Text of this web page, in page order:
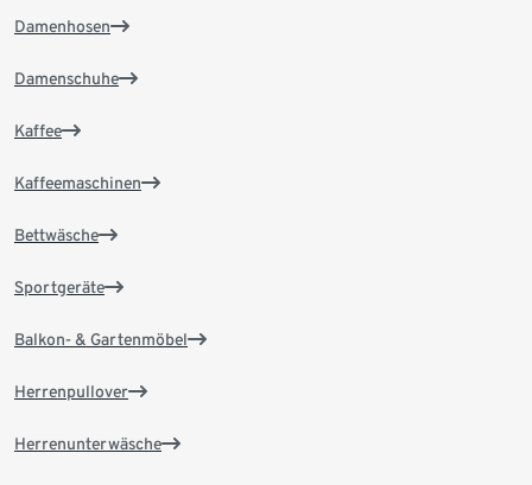
Damenhosen
Damenschuhe
Kaffee
Kaffeemaschinen
Bettwäsche
Sportgeräte
Balkon- & Gartenmöbel
Herrenpullover
Herrenunterwäsche